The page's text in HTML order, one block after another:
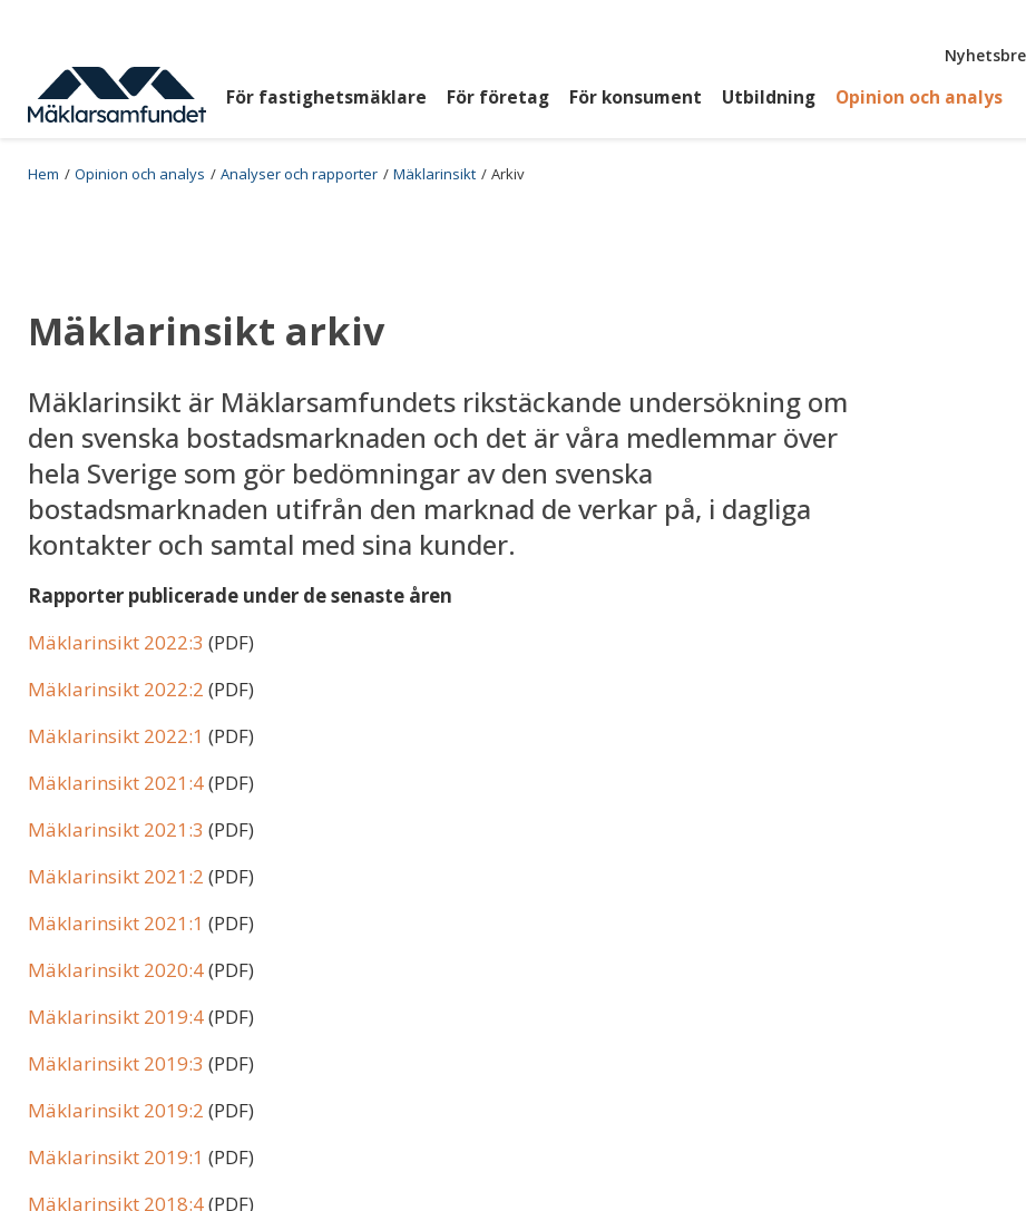
huvudinnehåll
Top
Huvudmeny
För fastighetsmäklare För företag För konsument Utbildning Opinion och analys
Breadcrumb
Hem Opinion och analys Analyser och rapporter Mäklarinsikt Arkiv
Mäklarinsikt arkiv
Mäklarinsikt är Mäklarsamfundets rikstäckande undersökning om
den svenska bostadsmarknaden och det är våra medlemmar över
hela Sverige som gör bedömningar av den svenska
bostadsmarknaden utifrån den marknad de verkar på, i dagliga
kontakter och samtal med sina kunder.
Rapporter publicerade under de senaste åren
Mäklarinsikt 2022:3 (PDF)
Mäklarinsikt 2022:2 (PDF)
Mäklarinsikt 2022:1 (PDF)
Mäklarinsikt 2021:4(PDF)
Mäklarinsikt 2021:3 (PDF)
Mäklarinsikt 2021:2 (PDF)
Mäklarinsikt 2021:1 (PDF)
Mäklarinsikt 2020:4(PDF)
Mäklarinsikt 2019:4(PDF)
Mäklarinsikt 2019:3 (PDF)
Mäklarinsikt 2019:2 (PDF)
Mäklarinsikt 2019:1 (PDF)
Mäklarinsikt 2018:4(PDF)